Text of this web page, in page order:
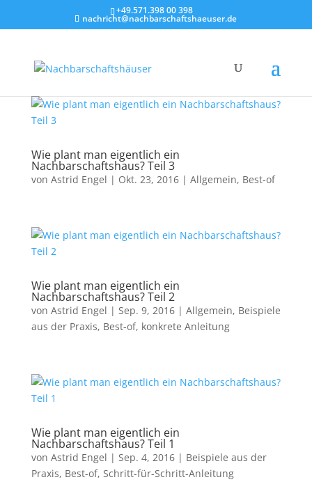
+49.571.398 00 398
nachricht@nachbarschaftshaeuser.de
Wie plant man eigentlich ein
Nachbarschaftshaus? Teil 3
von Astrid Engel | Okt. 23, 2016| Allgemein, Best-of
Wie plant man eigentlich ein
Nachbarschaftshaus? Teil 2
von Astrid Engel | Sep. 9, 2016| Allgemein, Beispiele
aus der Praxis, Best-of, konkrete Anleitung
Wie plant man eigentlich ein
Nachbarschaftshaus? Teil 1
von Astrid Engel | Sep. 4, 2016| Beispiele aus der
Praxis, Best-of, Schritt-für-Schritt-Anleitung